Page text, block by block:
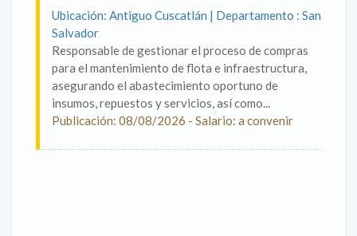
Ubicación: Antiguo Cuscatlán | Departamento : San
Salvador
Responsable de gestionar el proceso de compras
para el mantenimiento de flota e infraestructura,
asegurando el abastecimiento oportuno de
insumos, repuestos y servicios, así como...
Publicación: 08/08/2026 - Salario: a convenir